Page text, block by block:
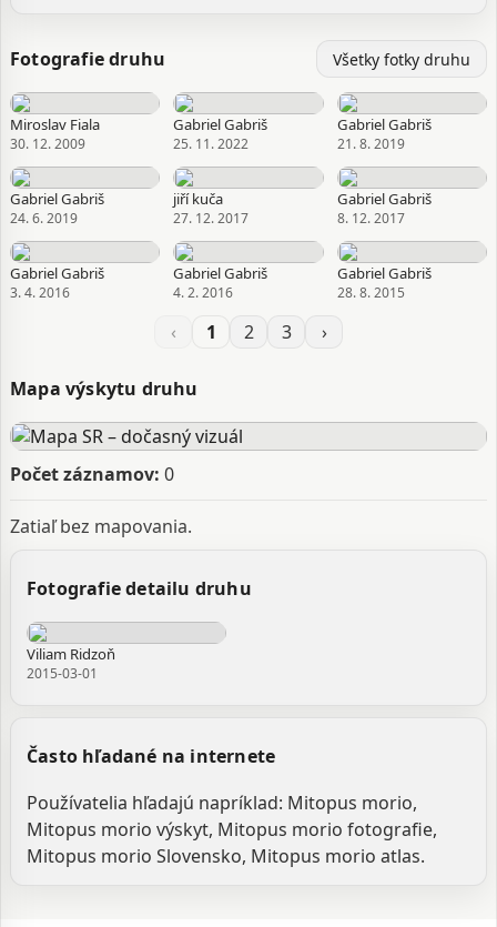
Opilio canescens Koch, 1839 Opilio cinerascens Koch,
1839 Opilio cryptarum Koch, 1836 Opilio fasciatus Koch,
1835 Opilio grossipes Herbst, 1799 Opilio petrensis
Koch, 1861 Opilio rhododendri Koch, 1869 Opilio
scabripes Walker, 1860 Opilio serripes Koch, 1839 Opilio
Phalangium grossipes (Herbst, 1799) Phalangium morio
Fabricius, 1779 Phalangium palliatum Latreille, 1798
Phalangium urnigerum Hammer, 1804
Zdroj:GBIF
Fotografie druhu Všetky fotky druhu
Miroslav Fiala
30. 12. 2009
Gabriel Gabriš
25. 11. 2022
Gabriel Gabriš
21. 8. 2019
Gabriel Gabriš
24. 6. 2019
jiří kuča
27. 12. 2017
Gabriel Gabriš
8. 12. 2017
Gabriel Gabriš
3. 4. 2016
Gabriel Gabriš
4. 2. 2016
Gabriel Gabriš
28. 8. 2015
‹ 1 2 3 ›
Mapa výskytu druhu
Počet záznamov: 0
Zatiaľ bez mapovania.
Fotografie detailu druhu
Viliam Ridzoň
2015-03-01
Často hľadané na internete
Používatelia hľadajú napríklad: Mitopus morio,
Mitopus morio výskyt, Mitopus morio fotografie,
Mitopus morio Slovensko, Mitopus morio atlas.